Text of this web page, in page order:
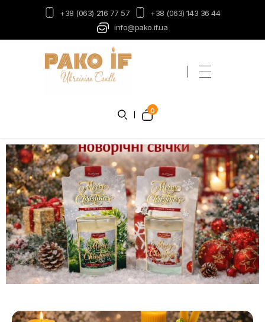
+38 (063) 216 77 57
+38 (063) 143 36 44
info@pako.if.ua
0
ДЕТАЛЬНІШЕ